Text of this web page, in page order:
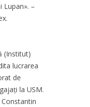
Lupan». –
(Institut)
lucrarea
de
la USM.